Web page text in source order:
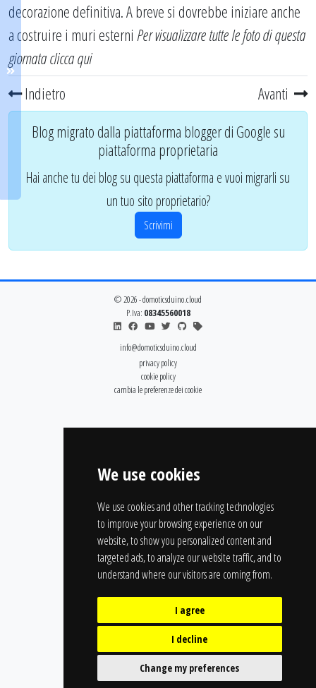
We use cookies
We use cookies and other tracking technologies
to improve your browsing experience on our
website, to show you personalized content and
targeted ads, to analyze our website traffic, and to
understand where our visitors are coming from.
I agree
I decline
Change my preferences
decorazione definitiva. A breve si dovrebbe iniziare anche
a costruire i muri esterni Per visualizzare tutte le foto di questa
giornataclicca qui
Indietro
Avanti
Blog migrato dalla piattaforma blogger di Google su
piattaforma proprietaria
Hai anche tu dei blog su questa piattaforma e vuoi migrarli su
un tuo sito proprietario?
Scrivimi
© 2026 - domoticsduino.cloud
P.Iva: 08345560018
info@domoticsduino.cloud
privacy policy
cookie policy
cambia le preferenze dei cookie